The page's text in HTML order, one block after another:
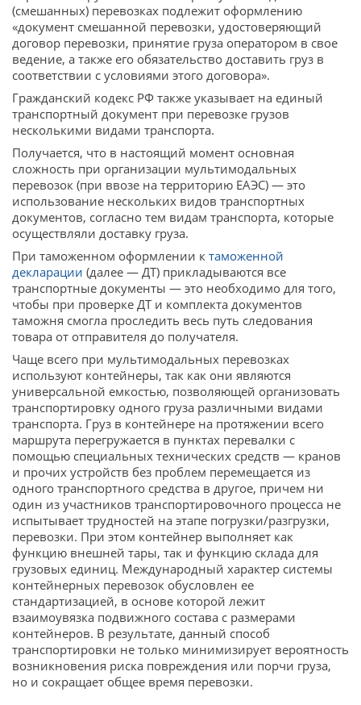
(смешанных) перевозках подлежит оформлению
«документ смешанной перевозки, удостоверяющий
договор перевозки, принятие груза оператором в свое
ведение, а также его обязательство доставить груз в
соответствии с условиями этого договора».
Гражданский кодекс РФ также указывает на единый
транспортный документ при перевозке грузов
несколькими видами транспорта.
Получается, что в настоящий момент основная
сложность при организации мультимодальных
перевозок (при ввозе на территорию ЕАЭС) — это
использование нескольких видов транспортных
документов, согласно тем видам транспорта, которые
осуществляли доставку груза.
При таможенном оформлении к таможенной
декларации (далее — ДТ) прикладываются все
транспортные документы — это необходимо для того,
чтобы при проверке ДТ и комплекта документов
таможня смогла проследить весь путь следования
товара от отправителя до получателя.
Чаще всего при мультимодальных перевозках
используют контейнеры, так как они являются
универсальной емкостью, позволяющей организовать
транспортировку одного груза различными видами
транспорта. Груз в контейнере на протяжении всего
маршрута перегружается в пунктах перевалки с
помощью специальных технических средств — кранов
и прочих устройств без проблем перемещается из
одного транспортного средства в другое, причем ни
один из участников транспортировочного процесса не
испытывает трудностей на этапе погрузки/разгрузки,
перевозки. При этом контейнер выполняет как
функцию внешней тары, так и функцию склада для
грузовых единиц. Международный характер системы
контейнерных перевозок обусловлен ее
стандартизацией, в основе которой лежит
взаимоувязка подвижного состава с размерами
контейнеров. В результате, данный способ
транспортировки не только минимизирует вероятность
возникновения риска повреждения или порчи груза,
но и сокращает общее время перевозки.